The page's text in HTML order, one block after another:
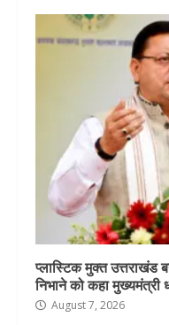
प्लास्टिक मुक्त उत्तराखंड
निभाने को कहा मुख्यमंत्री
August 7, 2026